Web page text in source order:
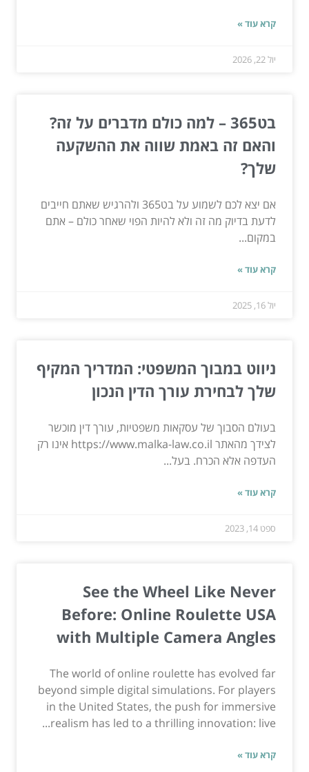
קרא עוד »
יול 22, 2026
בט365 – למה כולם מדברים על זה?
והאם זה באמת שווה את ההשקעה
שלך?
אם יצא לכם לשמוע על בט365 ולהרגיש שאתם חייבים
לדעת בדיוק מה זה ולא להיות הפוי שאחר כולם – אתם
במקום...
קרא עוד »
יול 16, 2025
ניווט במבוך המשפטי: המדריך המקיף
שלך לבחירת עורך הדין הנכון
בעולם הסבוך של עסקאות משפטיות, עורך דין מוכשר
לצידך מהאתר https://www.malka-law.co.il אינו רק
העדפה אלא הכרח. בעל...
קרא עוד »
ספט 14, 2023
See the Wheel Like Never
Before: Online Roulette USA
with Multiple Camera Angles
The world of online roulette has evolved far
beyond simple digital simulations. For players
in the United States, the push for immersive
realism has led to a thrilling innovation: live...
קרא עוד »